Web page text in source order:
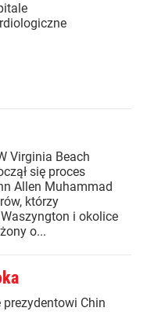
Virginia Beach
się proces
Allen Muhammad
którzy
i okolice
o...
prezydentowi Chin